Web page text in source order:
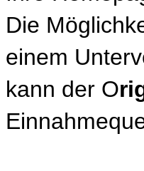
Die
einem
kann der O